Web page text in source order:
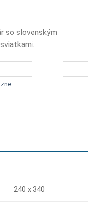
so slovenským
240 x 340